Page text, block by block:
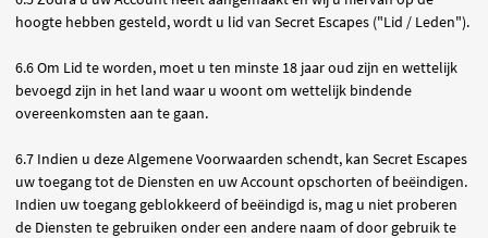
hoogte hebben gesteld, wordt u lid van Secret Escapes ("Lid / Leden").
6.6 Om Lid te worden, moet u ten minste 18 jaar oud zijn en wettelijk
bevoegd zijn in het land waar u woont om wettelijk bindende
overeenkomsten aan te gaan.
6.7 Indien u deze Algemene Voorwaarden schendt, kan Secret Escapes
uw toegang tot de Diensten en uw Account opschorten of beëindigen.
Indien uw toegang geblokkeerd of beëindigd is, mag u niet proberen
de Diensten te gebruiken onder een andere naam of door gebruik te